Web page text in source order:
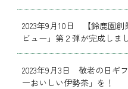
2023年9月10日 【鈴鹿園創
ビュー」第２弾が完成しま
2023年9月3日 敬老の日ギ
一おいしい伊勢茶」を！